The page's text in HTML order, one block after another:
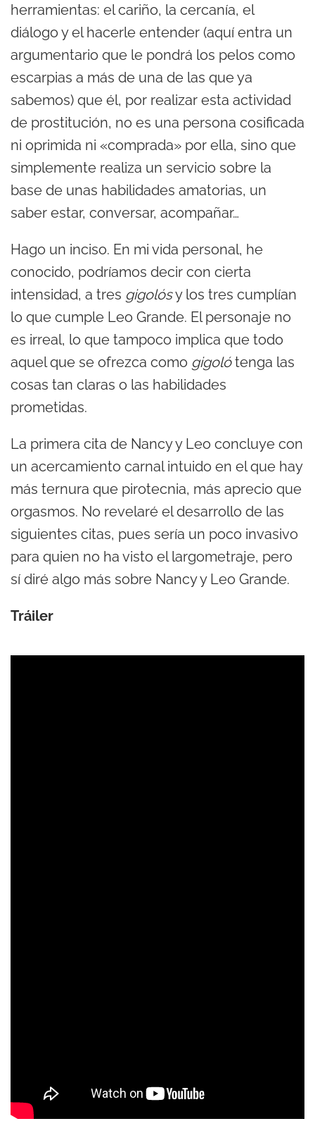
herramientas: el cariño, la cercanía, el
diálogo y el hacerle entender (aquí entra un
argumentario que le pondrá los pelos como
escarpias a más de una de las que ya
sabemos) que él, por realizar esta actividad
de prostitución, no es una persona cosificada
ni oprimida ni «comprada» por ella, sino que
simplemente realiza un servicio sobre la
base de unas habilidades amatorias, un
saber estar, conversar, acompañar…
Hago un inciso. En mi vida personal, he
conocido, podríamos decir con cierta
intensidad, a tres gigolósy los tres cumplían
lo que cumple Leo Grande. El personaje no
es irreal, lo que tampoco implica que todo
aquel que se ofrezca como gigolótenga las
cosas tan claras o las habilidades
prometidas.
La primera cita de Nancy y Leo concluye con
un acercamiento carnal intuido en el que hay
más ternura que pirotecnia, más aprecio que
orgasmos. No revelaré el desarrollo de las
siguientes citas, pues sería un poco invasivo
para quien no ha visto el largometraje, pero
sí diré algo más sobre Nancy y Leo Grande.
Tráiler